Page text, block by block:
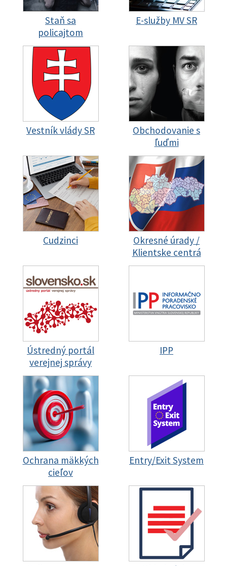
Staň sa
policajtom
E-služby MV SR
Vestník vlády SR
Obchodovanie s
ľuďmi
Cudzinci
Okresné úrady /
Klientske centrá
Ústredný portál
verejnej správy
IPP
Ochrana mäkkých
cieľov
Entry/Exit System